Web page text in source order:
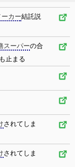
ーカー結託説
スーパーの合
止まる
されてしま
されてしま